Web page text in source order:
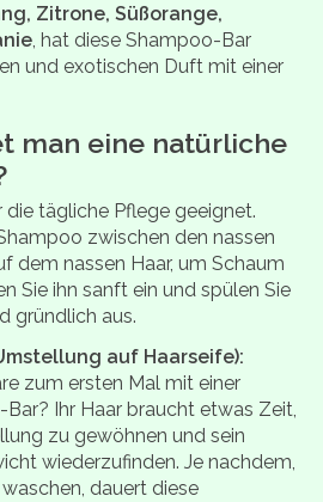
Zitrone, Süßorange,
, hat diese Shampoo-Bar
und exotischen Duft mit einer
man eine natürliche
die tägliche Pflege geeignet.
zwischen den nassen
dem nassen Haar, um Schaum
Sie ihn sanft ein und spülen Sie
gründlich aus.
auf Haarseife):
zum ersten Mal mit einer
Ihr Haar braucht etwas Zeit,
zu gewöhnen und sein
wiederzufinden. Je nachdem,
dauert diese